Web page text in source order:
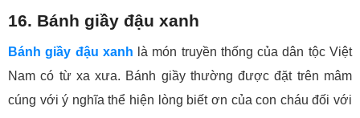
16. Bánh giầy đậu xanh
Bánh giầy đậu xanh là món truyền thống của dân tộc Việt
Nam có từ xa xưa. Bánh giầy thường được đặt trên mâm
cúng với ý nghĩa thể hiện lòng biết ơn của con cháu đối với